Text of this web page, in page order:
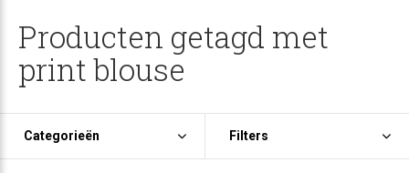
Producten getagd met
print blouse
Categorieën Filters